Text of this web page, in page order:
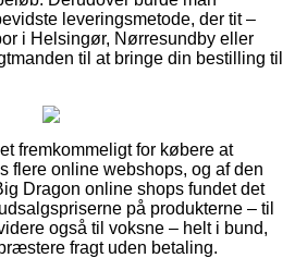
leveringsmetode, der tit –
i Helsingør, Nørresundby eller
til at bringe din bestilling til
fremkommeligt for købere at
flere online webshops, og af den
Dragon online shops fundet det
på produkterne – til
også til voksne – helt i bund,
fragt uden betaling.